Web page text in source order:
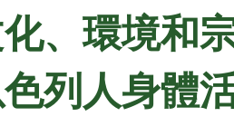
、環境和
列人身體